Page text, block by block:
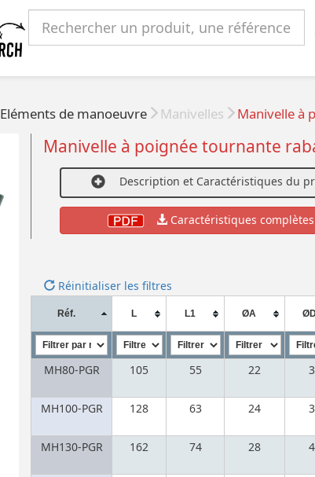
Eléments de manoeuvre Manivelles Manivelle à
Manivelle à poignée tournante
Description et Caractéristiques du
Caractéristiques complètes
Réinitialiser les filtres
Réf. L L1 ØA
MH80-PGR 105 55 22
MH100-PGR
128 63 24
MH130-PGR
162 74 28